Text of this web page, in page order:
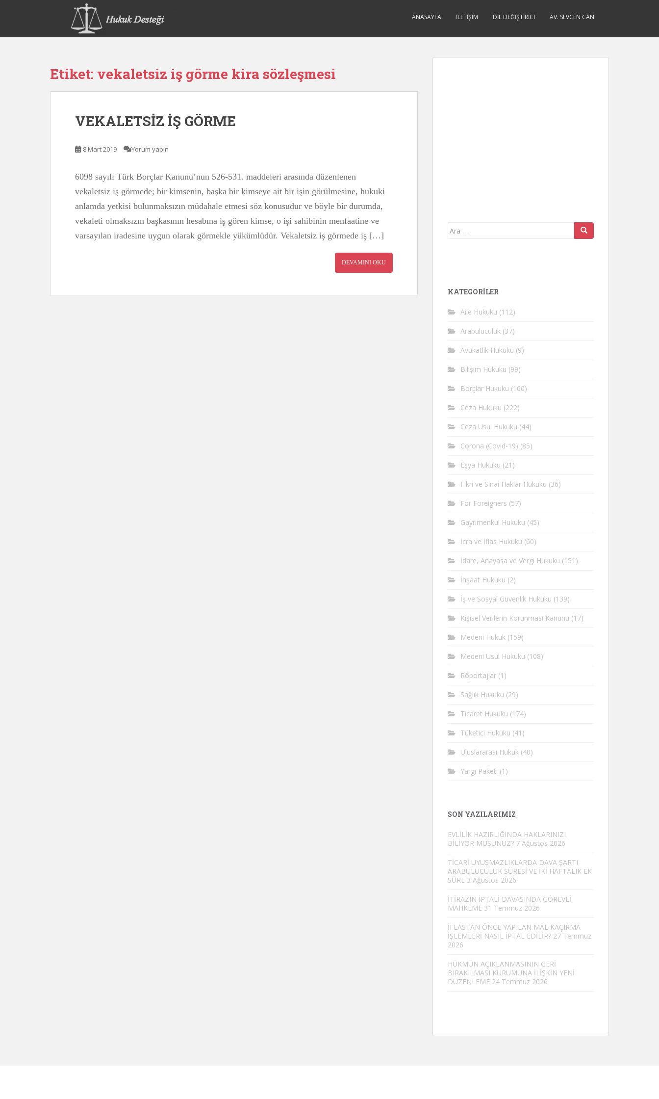
p
ANASAYFA İLETIŞIM DIL DEĞIŞTIRICI AV. SEVCEN CAN
Etiket: vekaletsiz iş görme kira sözleşmesi
VEKALETSİZ İŞ GÖRME
8 Mart 2019 Yorum yapın
6098 sayılı Türk Borçlar Kanunu’nun 526-531. maddeleri arasında düzenlenen
vekaletsiz iş görmede; bir kimsenin, başka bir kimseye ait bir işin görülmesine, hukuki
anlamda yetkisi bulunmaksızın müdahale etmesi söz konusudur ve böyle bir durumda,
vekaleti olmaksızın başkasının hesabına iş gören kimse, o işi sahibinin menfaatine ve
varsayılan iradesine uygun olarak görmekle yükümlüdür. Vekaletsiz iş görmede iş […]
DEVAMINI OKU
Arama
KATEGORİLER
Aile Hukuku (112)
Arabuluculuk (37)
Avukatlık Hukuku (9)
Bilişim Hukuku (99)
Borçlar Hukuku (160)
Ceza Hukuku (222)
Ceza Usul Hukuku (44)
Corona (Covid-19) (85)
Eşya Hukuku (21)
Fikri ve Sinai Haklar Hukuku (36)
For Foreigners (57)
Gayrimenkul Hukuku (45)
İcra ve İflas Hukuku (60)
İdare, Anayasa ve Vergi Hukuku (151)
İnşaat Hukuku (2)
İş ve Sosyal Güvenlik Hukuku (139)
Kişisel Verilerin Korunması Kanunu (17)
Medeni Hukuk (159)
Medeni Usul Hukuku (108)
Röportajlar (1)
Sağlık Hukuku (29)
Ticaret Hukuku (174)
Tüketici Hukuku (41)
Uluslararası Hukuk (40)
Yargı Paketi (1)
SON YAZILARIMIZ
EVLİLİK HAZIRLIĞINDA HAKLARINIZI
BİLİYOR MUSUNUZ? 7 Ağustos 2026
TİCARİ UYUŞMAZLIKLARDA DAVA ŞARTI
ARABULUCULUK SÜRESİ VE İKİ HAFTALIK EK
SÜRE 3 Ağustos 2026
İTİRAZIN İPTALİ DAVASINDA GÖREVLİ
MAHKEME 31 Temmuz 2026
İFLASTAN ÖNCE YAPILAN MAL KAÇIRMA
İŞLEMLERİ NASIL İPTAL EDİLİR? 27 Temmuz
2026
HÜKMÜN AÇIKLANMASININ GERİ
BIRAKILMASI KURUMUNA İLİŞKİN YENİ
DÜZENLEME 24 Temmuz 2026